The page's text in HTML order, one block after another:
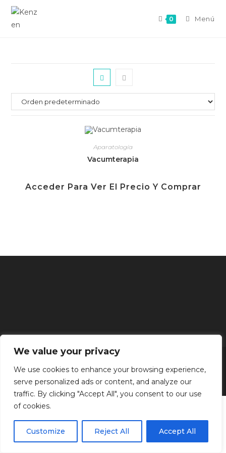
We value your privacy
We use cookies to enhance your browsing experience,
serve personalized ads or content, and analyze our
traffic. By clicking "Accept All", you consent to our use
of cookies.
Customize Reject All Accept All
0 Menú
Aparatología
Vacumterapia
Acceder Para Ver El Precio Y Comprar
Tratamientos faciales Depilación definitiva
Manos y Pies
Masajes Aparatología Estética Productos
Kenzen Copyright 2024